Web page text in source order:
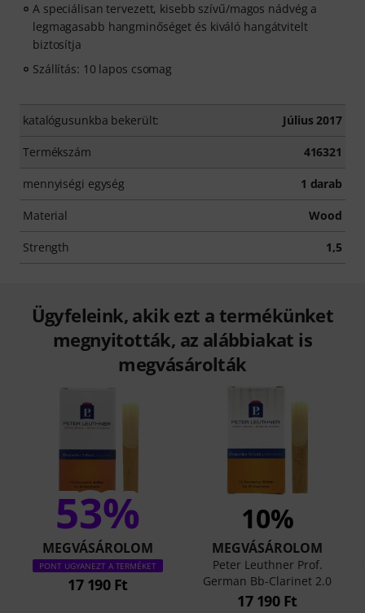
A speciálisan tervezett, kisebb szívű/magos nádvég a
legmagasabb hangminőséget és kiváló hangátvitelt
biztosítja
Szállítás: 10 lapos csomag
katalógusunkba bekerült: Július 2017
Termékszám 416321
mennyiségi egység 1 darab
Material Wood
Strength 1,5
Ügyfeleink, akik ezt a termékünket
megnyitották, az alábbiakat is
megvásárolták
53%
MEGVÁSÁROLOM
PONT UGYANEZT A TERMÉKET
17 190 Ft
10%
MEGVÁSÁROLOM
Peter Leuthner Prof.
German Bb-Clarinet 2.0
17 190 Ft